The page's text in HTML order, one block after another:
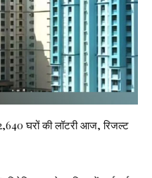
घरों की लॉटरी आज, रिजल्ट